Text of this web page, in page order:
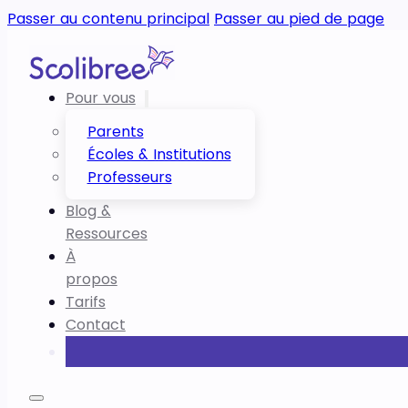
Passer au contenu principal Passer au pied de page
Pour vous
Parents
Écoles & Institutions
Professeurs
Blog &
Ressources
À
propos
Tarifs
Contact